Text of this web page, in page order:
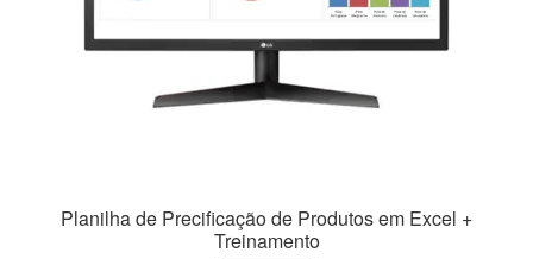
Planilha de Precificação de Produtos em Excel +
Treinamento